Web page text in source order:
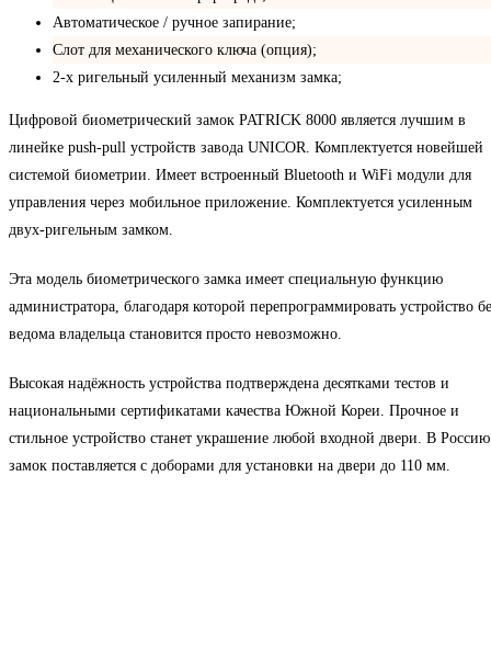
Автоматическое / ручное запирание;
Слот для механического ключа (опция);
2-х ригельный усиленный механизм замка;
Цифровой биометрический замок PATRICK 8000 является лучшим в
линейке push-pull устройств завода UNICOR. Комплектуется новейшей
системой биометрии. Имеет встроенный Bluetooth и WiFi модули для
управления через мобильное приложение. Комплектуется усиленным
двух-ригельным замком.
Эта модель биометрического замка имеет специальную функцию
администратора, благодаря которой перепрограммировать устройство
ведома владельца становится просто невозможно.
Высокая надёжность устройства подтверждена десятками тестов и
национальными сертификатами качества Южной Кореи. Прочное и
стильное устройство станет украшение любой входной двери. В Россию
замок поставляется с доборами для установки на двери до 110 мм.